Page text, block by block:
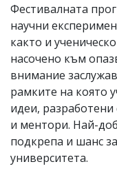
Фестивалната
научни
както и
насочено към
внимание
рамките на която
идеи,
и ментори. Най-
подкрепа и шанс
университета.